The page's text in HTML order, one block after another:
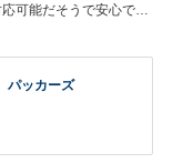
可能だそうで安心で
パッカーズ